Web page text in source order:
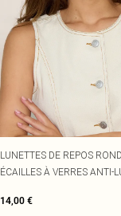
LUNETTES DE REPOS
ÉCAILLES À VERRES ANTI-
14,00 €